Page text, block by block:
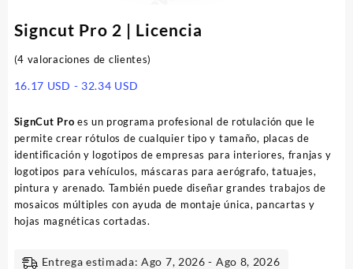
Signcut Pro 2 | Licencia
(4 valoraciones de clientes)
16.17 USD - 32.34 USD
precios:
desde
16.17 USD
hasta
32.34 USD
SignCut Pro es un programa profesional de rotulación que le
permite crear rótulos de cualquier tipo y tamaño, placas de
identificación y logotipos de empresas para interiores, franjas y
logotipos para vehículos, máscaras para aerógrafo, tatuajes,
pintura y arenado. También puede diseñar grandes trabajos de
mosaicos múltiples con ayuda de montaje única, pancartas y
hojas magnéticas cortadas.
Entrega estimada: Ago 7, 2026 - Ago 8, 2026